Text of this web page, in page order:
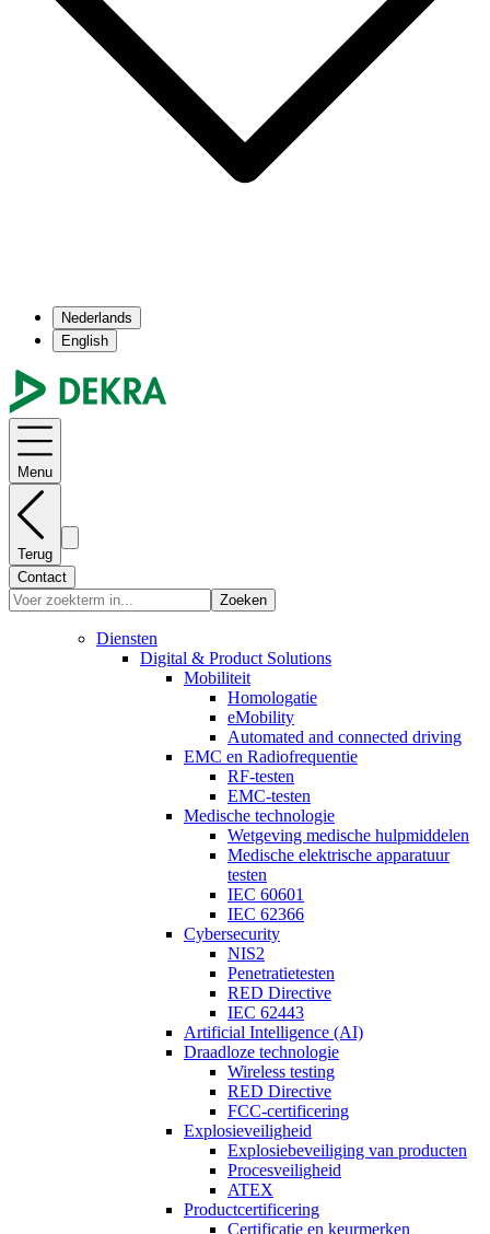
Nederlands
English
Menu
Terug
Contact
Zoeken
Diensten
Digital & Product Solutions
Mobiliteit
Homologatie
eMobility
Automated and connected driving
EMC en Radiofrequentie
RF-testen
EMC-testen
Medische technologie
Wetgeving medische hulpmiddelen
Medische elektrische apparatuur
testen
IEC 60601
IEC 62366
Cybersecurity
NIS2
Penetratietesten
RED Directive
IEC 62443
Artificial Intelligence (AI)
Draadloze technologie
Wireless testing
RED Directive
FCC-certificering
Explosieveiligheid
Explosiebeveiliging van producten
Procesveiligheid
ATEX
Productcertificering
Certificatie en keurmerken